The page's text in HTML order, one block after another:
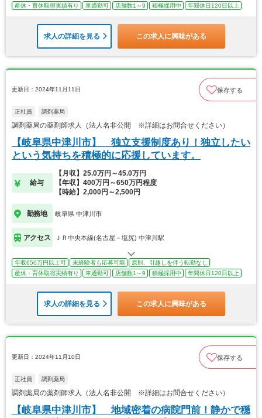
産休・育休取得実績有り
車通勤可 店舗数1～9 積極採用中 年間休日120日以上
求人の詳細を見る この求人に興味がある
更新日：2024年11月11日 保存する
正社員 調剤薬局
調剤薬局の薬剤師求人（法人名非公開 ※詳細はお問合せください）
【岐阜県中津川市】 独立支援制度あり！独立したい
という気持ちを積極的に応援しています。
給与
【月収】25.0万円～45.0万円
【年収】400万円～650万円程度
【時給】2,000円～2,500円
勤務地 岐阜県 中津川市
アクセス ＪＲ中央本線(名古屋－塩尻) 中津川駅
年収650万円以上可 未経験者も応募可能
原則、引越しを伴う転勤なし
産休・育休取得実績有り
車通勤可 店舗数1～9 積極採用中 年間休日120日以上
求人の詳細を見る この求人に興味がある
更新日：2024年11月10日 保存する
正社員 調剤薬局
調剤薬局の薬剤師求人（法人名非公開 ※詳細はお問合せください）
【岐阜県中津川市】 地域密着の病院門前！静かで穏